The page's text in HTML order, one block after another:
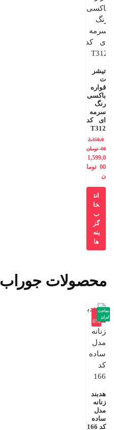
تیشر
ت
قواره
باکسی
رنگ
سرمه
ای کد
T312
2,350,0
00 تومان
1,599,0
00 توما
ن
انت
خا
ب
گز
ینه
ها
محصولات جوراب
-
6%
هدبند
زنانه
مدل
ساده
کد 166
ساخت
ایران